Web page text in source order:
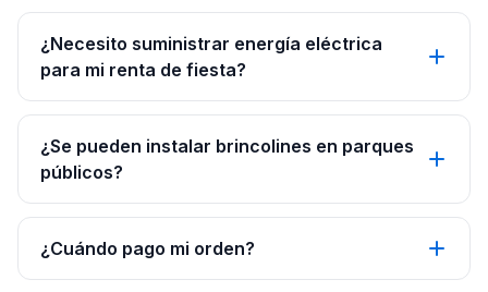
¿Necesito suministrar energía eléctrica
para mi renta de fiesta?
¿Se pueden instalar brincolines en parques
públicos?
¿Cuándo pago mi orden?